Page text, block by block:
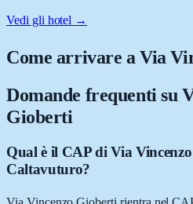
Vedi gli hotel →
Come arrivare aVia
Domande frequenti su
Gioberti
Qual è il CAP di Via
Caltavuturo?